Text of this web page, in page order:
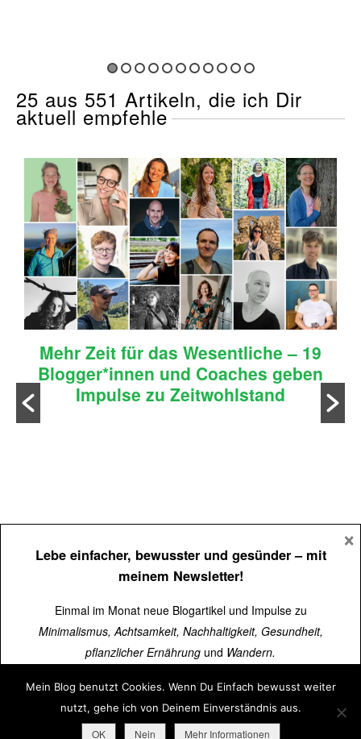
25 aus 551 Artikeln, die ich Dir
aktuell empfehle
Mehr Zeit für das Wesentliche – 19
Blogger*innen und Coaches geben
Impulse zu Zeitwohlstand
Impressum
Datenschutz
Blogroll
Mein Blog benutzt Cookies. Wenn Du Einfach bewusst weiter
nutzt, gehe ich von Deinem Einverständnis aus.
OK Nein Mehr Informationen
Lebe einfacher, bewusster und gesünder– mit
meinem Newsletter!
Einmal im Monat neue Blogartikel und Impulse zu
Minimalismus, Achtsamkeit, Nachhaltigkeit, Gesundheit,
pflanzlicher Ernährung und Wandern.
Über15.000 Menschen lesen schon mit.
➜Jetzt kostenlos abonnieren
×